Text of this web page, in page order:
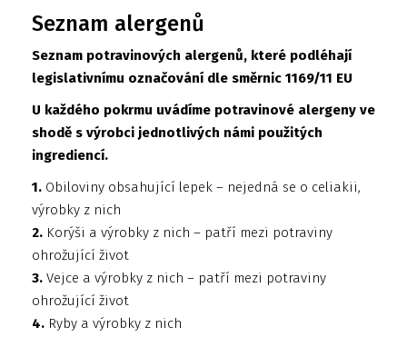
Seznam alergenů
Seznam potravinových alergenů, které podléhají
legislativnímu označování dle směrnic 1169/11 EU
U každého pokrmu uvádíme potravinové alergeny ve
shodě s výrobci jednotlivých námi použitých
ingrediencí.
1. Obiloviny obsahující lepek – nejedná se o celiakii,
výrobky z nich
2. Korýši a výrobky z nich – patří mezi potraviny
ohrožující život
3. Vejce a výrobky z nich – patří mezi potraviny
ohrožující život
4. Ryby a výrobky z nich